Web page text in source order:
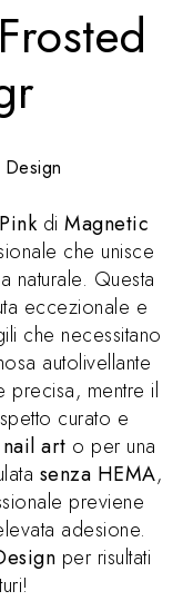
di Magnetic
che unisce
naturale. Questa
eccezionale e
che necessitano
autolivellante
precisa, mentre il
curato e
art o per una
senza HEMA,
previene
adesione.
per risultati